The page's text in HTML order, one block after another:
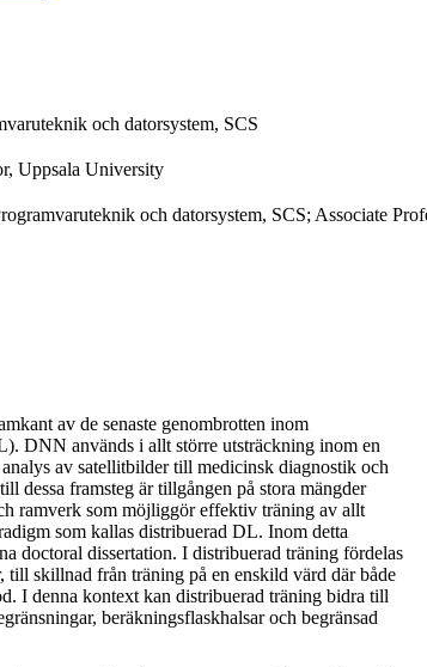
och datorsystem, SCS
Uppsala University
och datorsystem, SCS; Associate
av de senaste genombrotten inom
DNN används i allt större utsträckning inom en
av satellitbilder till medicinsk diagnostik och
dessa framsteg är tillgången på stora mängder
ramverk som möjliggör effektiv träning av allt
som kallas distribuerad DL. Inom detta
doctoral dissertation. I distribuerad träning fördelas
till skillnad från träning på en enskild värd där både
I denna kontext kan distribuerad träning bidra till
beräkningsflaskhalsar och begränsad